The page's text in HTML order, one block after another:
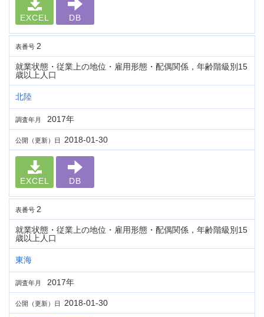
EXCEL DB
表番号 2
就業状態・従業上の地位・雇用形態・配偶関係，年齢階級別15
歳以上人口
北陸
調査年月 2017年
公開（更新）日 2018-01-30
EXCEL DB
表番号 2
就業状態・従業上の地位・雇用形態・配偶関係，年齢階級別15
歳以上人口
東海
調査年月 2017年
公開（更新）日 2018-01-30